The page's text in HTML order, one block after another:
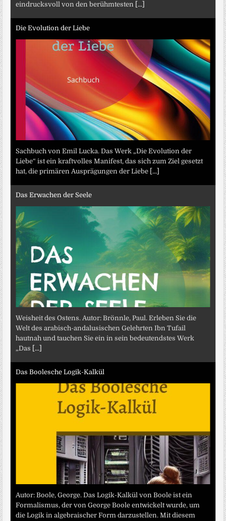
eindrucksvoll von den berühmtesten [...]
Die Evolution der Liebe
Sachbuch von Emil Lucka. Das Werk „Die Evolution der
Liebe“ ist ein kraftvolles Manifest, das sich zum Ziel gesetzt
hat, die primären Ausprägungen der Liebe [...]
Das Erwachen der Seele
Weisheit des Ostens. Autor: Brönnle, Paul. Erleben Sie die
Welt des arabisch-andalusischen Gelehrten Ibn Tufail
hautnah und tauchen Sie ein in sein bedeutendstes Werk
„Das [...]
Das Boolesche Logik-Kalkül
Autor: Boole, George. Das Logik-Kalkül von Boole ist ein
Formalismus, der von George Boole entwickelt wurde, um
die Logik in algebraischer Form darzustellen. Mit diesem